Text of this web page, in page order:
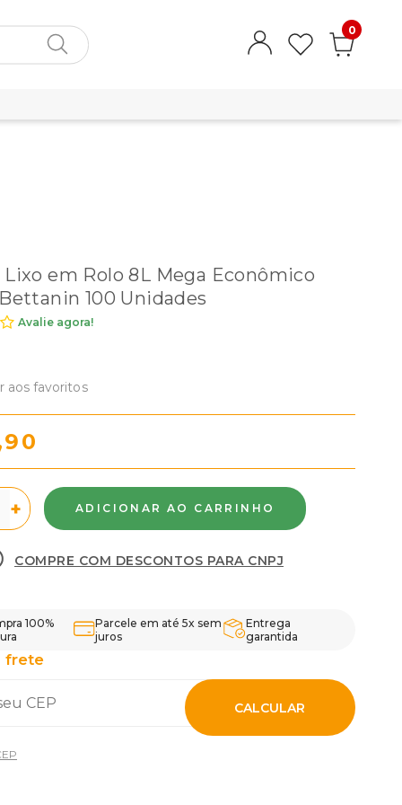
0
Lixo em Rolo 8L Mega Econômico
100 Unidades
Avalie agora!
aos favoritos
+
COMPRE COM DESCONTOS PARA CNPJ
frete
CALCULAR
100%
Parcele em até 5x sem
juros
Entrega
garantida